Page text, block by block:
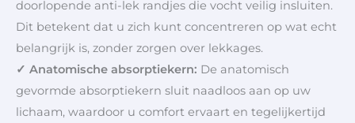
doorlopende anti-lek randjes die vocht veilig insluiten.
Dit betekent dat u zich kunt concentreren op wat echt
belangrijk is, zonder zorgen over lekkages.
✓ Anatomische absorptiekern: De anatomisch
gevormde absorptiekern sluit naadloos aan op uw
lichaam, waardoor u comfort ervaart en tegelijkertijd